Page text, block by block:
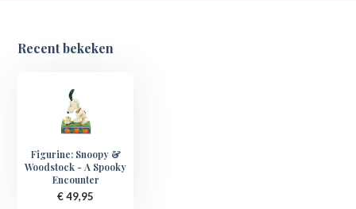
Recent bekeken
Figurine: Snoopy &
Woodstock - A Spooky
Encounter
€ 49,95